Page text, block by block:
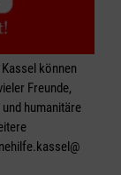
können
Freunde,
humanitäre